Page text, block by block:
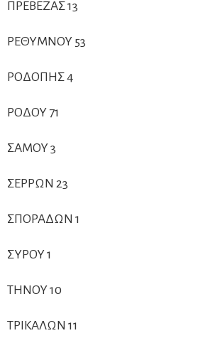
ΠΡΕΒΕΖΑΣ 13
ΡΕΘΥΜΝΟΥ 53
ΡΟΔΟΠΗΣ 4
ΡΟΔΟΥ 71
ΣΑΜΟΥ 3
ΣΕΡΡΩΝ 23
ΣΠΟΡΑΔΩΝ 1
ΣΥΡΟΥ 1
ΤΗΝΟΥ 10
ΤΡΙΚΑΛΩΝ 11